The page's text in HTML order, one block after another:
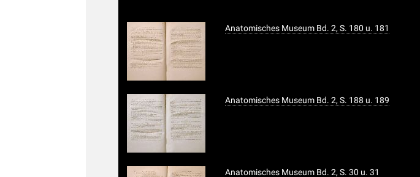
Anatomisches Museum Bd. 2, S. 180 u. 181
Anatomisches Museum Bd. 2, S. 188 u. 189
Anatomisches Museum Bd. 2, S. 30 u. 31